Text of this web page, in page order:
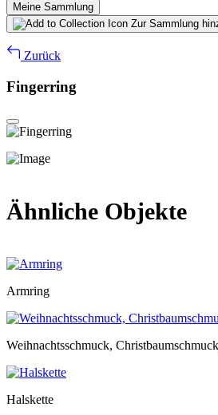
Meine Sammlung
Zur Sammlung
Zurück
Fingerring
Ähnliche Objekte
Armring
Weihnachtsschmuck,
Halskette